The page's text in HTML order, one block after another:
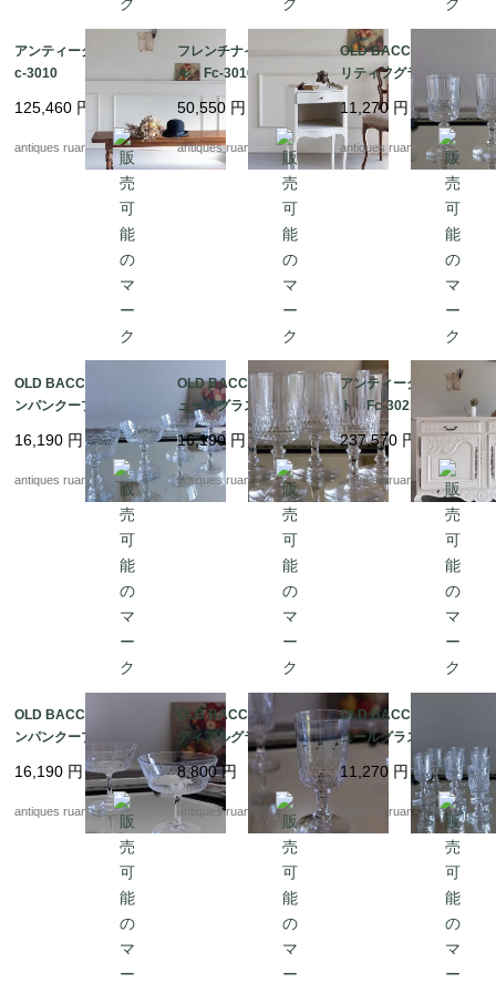
アンティークベンチ F
c-3010
125,460 円
antiques ruan
フレンチナイトテーブ
ル Fc-3016
50,550 円
antiques ruan
OLD BACCARAT アペ
リティフグラス Fc-3
050G
11,270 円
antiques ruan
OLD BACCARAT シャ
ンパンクープ Fc-305
16,190 円
antiques ruan
OLD BACCARAT リキ
ュールグラス Fc-305
0E
16,190 円
antiques ruan
アンティークチェス
ト Fc-3021A
237,570 円
antiques ruan
OLD BACCARAT シャ
ンパンクープ Fc-305
16,190 円
antiques ruan
OLD BACCARAT コー
ディアルグラス Fc-3
050B
8,800円
antiques ruan
OLD BACCARAT リキ
ュールグラス Fc-3050
A
11,270 円
antiques ruan